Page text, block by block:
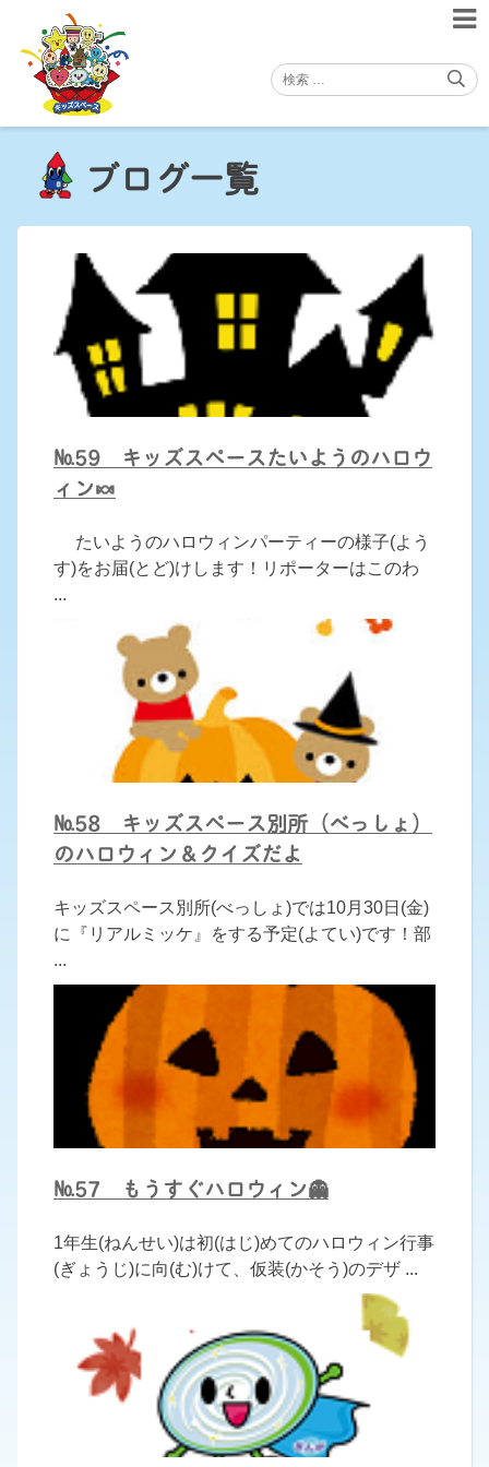
content
ブログ一覧
№59 キッズスペースたいようのハロウ
ィン🍬
たいようのハロウィンパーティーの様子(よう
す)をお届(とど)けします！リポーターはこのわ
...
№58 キッズスペース別所（べっしょ）
のハロウィン＆クイズだよ
キッズスペース別所(べっしょ)では10月30日(金)
に『リアルミッケ』をする予定(よてい)です！部
...
№57 もうすぐハロウィン👻
1年生(ねんせい)は初(はじ)めてのハロウィン行事
(ぎょうじ)に向(む)けて、仮装(かそう)のデザ ...